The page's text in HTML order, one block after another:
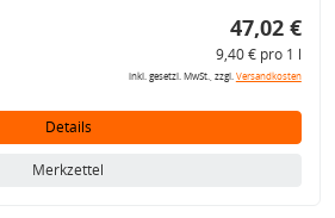
47,02 €
9,40 € pro 1 l
inkl. gesetzl. MwSt., zzgl.Versandkosten
Details
Merkzettel